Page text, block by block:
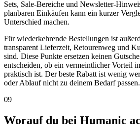
Sets, Sale-Bereiche und Newsletter-
planbaren Einkäufen kann ein kurzer
Unterschied machen.
Für wiederkehrende Bestellungen ist
transparent Lieferzeit, Retourenweg und
sind. Diese Punkte ersetzen keinen
entscheiden, ob ein vermeintlicher Vorteil
praktisch ist. Der beste Rabatt ist wenig
oder Ablauf nicht zu deinem Bedarf passen.
09
Worauf du bei Humanic